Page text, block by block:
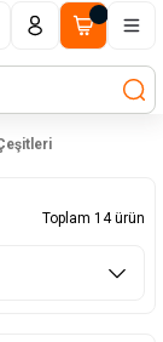
Toplam 14 ürün